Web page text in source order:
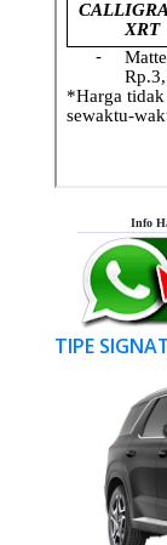
Info
TIPE
Previous